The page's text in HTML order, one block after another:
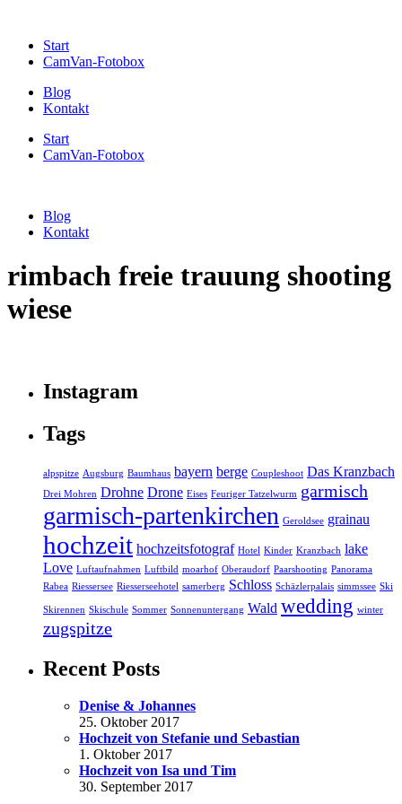
Start
CamVan-Fotobox
Blog
Kontakt
Start
CamVan-Fotobox
Blog
Kontakt
rimbach freie trauung shooting
wiese
Instagram
Tags
alpspitze Augsburg Baumhaus bayern berge Coupleshoot Das Kranzbach
Drei Mohren Drohne Drone Eises Feuriger Tatzelwurm garmisch
garmisch-partenkirchen Geroldsee grainau
hochzeit hochzeitsfotograf Hotel Kinder Kranzbach lake
Love Luftaufnahmen Luftbild moarhof Oberaudorf Paarshooting Panorama
Rabea Riessersee Riesserseehotel samerberg Schloss Schäzlerpalais simmssee Ski
Skirennen Skischule Sommer Sonnenuntergang Wald wedding winter
zugspitze
Recent Posts
Denise & Johannes
25. Oktober 2017
Hochzeit von Stefanie und Sebastian
1. Oktober 2017
Hochzeit von Isa und Tim
30. September 2017